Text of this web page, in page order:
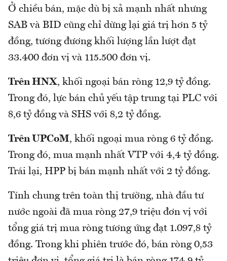
Ở chiều bán, mặc dù bị xả mạnh nhất nhưng
SAB và BID cũng chỉ dừng lại giá trị hơn 5 tỷ
đồng, tương đương khối lượng lần lượt đạt
33.400 đơn vị và 115.500 đơn vị.
Trên HNX, khối ngoại bán ròng 12,9 tỷ đồng.
Trong đó, lực bán chủ yếu tập trung tại PLC với
8,6 tỷ đồng và SHS với 8,2 tỷ đồng.
Trên UPCoM, khối ngoại mua ròng 6 tỷ đồng.
Trong đó, mua mạnh nhất VTP với 4,4 tỷ đồng.
Trái lại, HPP bị bán mạnh nhất với 2 tỷ đồng.
Tính chung trên toàn thị trường, nhà đầu tư
nước ngoài đã mua ròng 27,9 triệu đơn vị với
tổng giá trị mua ròng tương ứng đạt 1.097,8 tỷ
đồng. Trong khi phiên trước đó, bán ròng 0,53